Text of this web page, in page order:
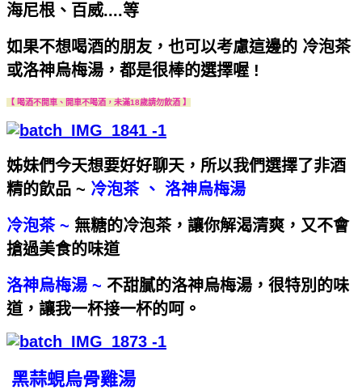
海尼根、百威....等
如果不想喝酒的朋友，也可以考慮這邊的 冷泡茶
或洛神烏梅湯，都是很棒的選擇喔 !
【 喝酒不開車、開車不喝酒，未滿18歲請勿飲酒 】
姊妹們今天想要好好聊天，所以我們選擇了非酒
精的飲品 ~ 冷泡茶 、 洛神烏梅湯
冷泡茶 ~ 無糖的冷泡茶，讓你解渴清爽，又不會
搶過美食的味道
洛神烏梅湯 ~ 不甜膩的洛神烏梅湯，很特別的味
道，讓我一杯接一杯的呵。
黑蒜蜆烏骨雞湯